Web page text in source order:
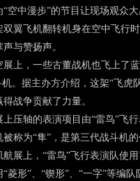
空中漫步”的节目让现场观众
双翼飞机翻转机身在空中飞行
与赞扬声。
，一些古董战机也飞上了蓝
机。据主办方介绍，这架“飞
战争贡献了力量。
轴的表演项目由“雷鸟”飞行
称为“隼”，是第三代战斗机
上，“雷鸟”飞行表演队使用
菱形”、“锲形”、“一字”等编